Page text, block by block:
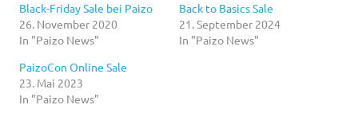
Black-Friday Sale bei Paizo
26. November 2020
In "Paizo News"
Back to Basics Sale
21. September 2024
In "Paizo News"
PaizoCon Online Sale
23. Mai 2023
In "Paizo News"